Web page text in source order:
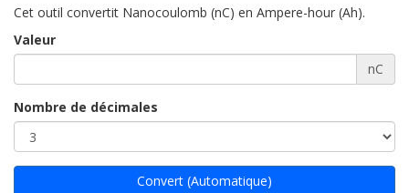
Cet outil convertit Nanocoulomb (nC) en Ampere-hour (Ah).
Valeur
nC
Nombre de décimales
Convert (Automatique)